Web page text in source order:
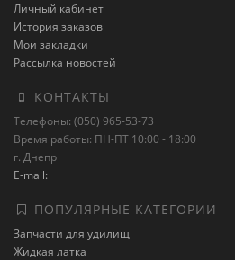
Личный кабинет
История заказов
Мои закладки
Рассылка новостей
КОНТАКТЫ
Телефоны: (050) 965-53-73
Время работы: ПН-ПТ 10:00 - 18:00
г. Днепр
E-mail:
ПОПУЛЯРНЫЕ КАТЕГОРИИ
Запчасти для удилищ
Жидкая латка